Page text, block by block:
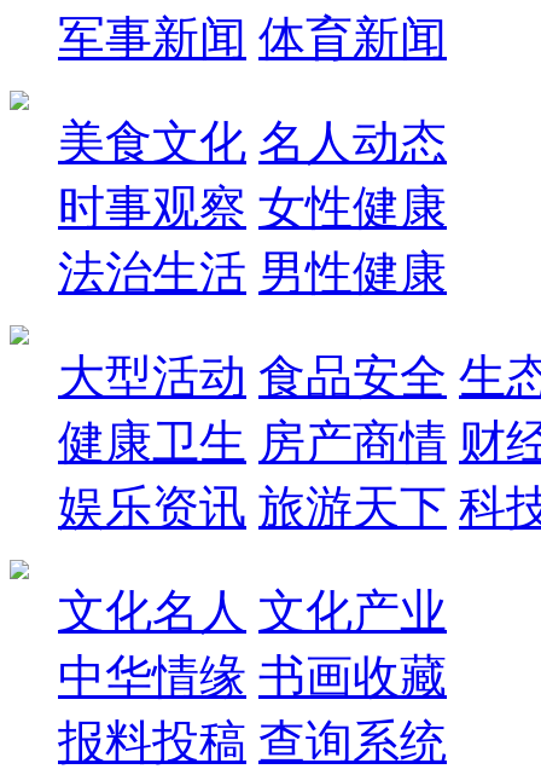
军事新闻 体育新闻
美食文化 名人动态
时事观察 女性健康
法治生活 男性健康
大型活动 食品安全 生
健康卫生 房产商情 财
娱乐资讯 旅游天下 科
文化名人 文化产业
中华情缘 书画收藏
报料投稿 查询系统